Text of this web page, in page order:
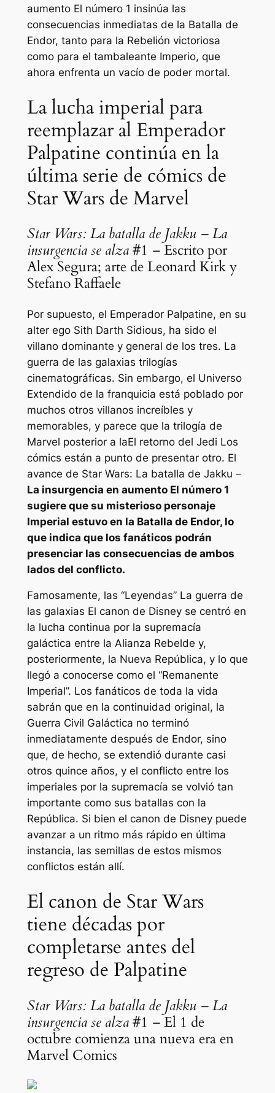
aumento El número 1 insinúa las
consecuencias inmediatas de la Batalla de
Endor, tanto para la Rebelión victoriosa
como para el tambaleante Imperio, que
ahora enfrenta un vacío de poder mortal.
La lucha imperial para
reemplazar al Emperador
Palpatine continúa en la
última serie de cómics de
Star Wars de Marvel
Star Wars: La batalla de Jakku – La
insurgencia se alza#1 –Escrito por
Alex Segura; arte de Leonard Kirk y
Stefano Raffaele
Por supuesto, el Emperador Palpatine, en su
alter ego Sith Darth Sidious, ha sido el
villano dominante y general de los tres. La
guerra de las galaxias trilogías
cinematográficas. Sin embargo, el Universo
Extendido de la franquicia está poblado por
muchos otros villanos increíbles y
memorables, y parece que la trilogía de
Marvel posterior a laEl retorno del Jedi Los
cómics están a punto de presentar otro. El
avance de Star Wars: La batalla de Jakku –
La insurgencia en aumento El número 1
sugiere que su misterioso personaje
Imperial estuvo en la Batalla de Endor, lo
que indica que los fanáticos podrán
presenciar las consecuencias de ambos
lados del conflicto.
Famosamente, las “Leyendas” La guerra de
las galaxias El canon de Disney se centró en
la lucha continua por la supremacía
galáctica entre la Alianza Rebelde y,
posteriormente, la Nueva República, y lo que
llegó a conocerse como el “Remanente
Imperial”. Los fanáticos de toda la vida
sabrán que en la continuidad original, la
Guerra Civil Galáctica no terminó
inmediatamente después de Endor, sino
que, de hecho, se extendió durante casi
otros quince años, y el conflicto entre los
imperiales por la supremacía se volvió tan
importante como sus batallas con la
República. Si bien el canon de Disney puede
avanzar a un ritmo más rápido en última
instancia, las semillas de estos mismos
conflictos están allí.
El canon de Star Wars
tiene décadas por
completarse antes del
regreso de Palpatine
Star Wars: La batalla de Jakku – La
insurgencia se alza#1 –El 1 de
octubre comienza una nueva era en
Marvel Comics